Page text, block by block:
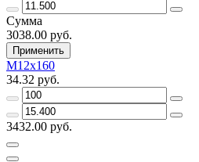
Сумма
3038.00 руб.
Применить
М12х160
34.32 руб.
3432.00 руб.